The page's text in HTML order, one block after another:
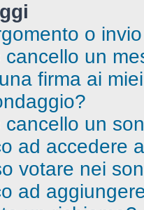
o
un
firma ai
cancello un
ad accedere
votare nei
ad